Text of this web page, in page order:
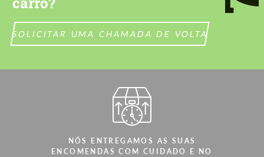
SOLICITAR UMA CHAMADA DE VOLTA
NÓS ENTREGAMOS AS SUAS
ENCOMENDAS COM CUIDADO E NO
Falamos a sua língua